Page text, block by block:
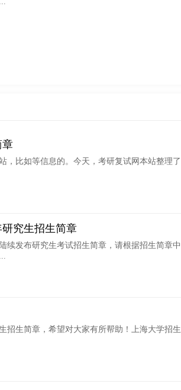
章
，比如等信息的。今天，考研复试网本站整理了
研究生招生简章
续发布研究生考试招生简章，请根据招生简章中
招生简章，希望对大家有所帮助！上海大学招生